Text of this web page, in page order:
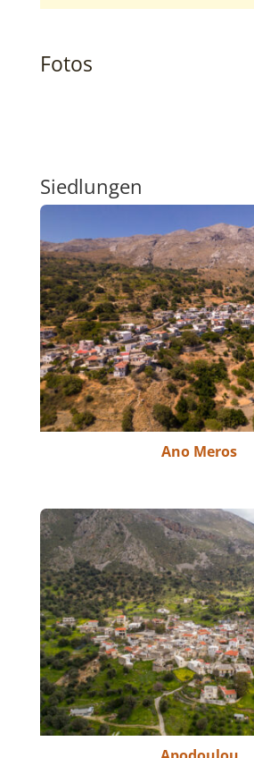
Fotos
Siedlungen
Ano Meros